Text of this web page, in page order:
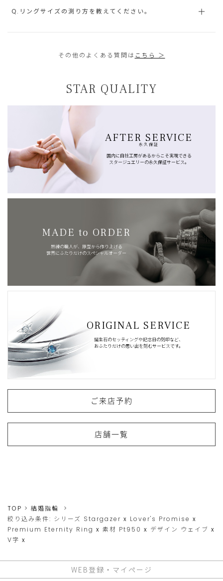
Q.リングサイズの測り方を教えてください。
その他のよくある質問は こちら ＞
STAR QUALITY
AFTER SERVICE
永久保証
国内に自社工房があるからこそ実現できる
スタージュエリーの永久保証サービス。
MADE to ORDER
熟練の職人が、原型から作り上げる
世界にふたりだけのスペシャルオーダー
ORIGINAL SERVICE
誕生石のセッティングや記念日の刻印など、
おふたりだけの思い出を刻むサービスです。
ご来店予約
店舗一覧
TOP
結婚指輪
絞り込み条件: シリーズ Stargazer x Lover's Promise x
Premium Eternity Ring x 素材 Pt950 x デザイン ウェイブ x
V字 x
WEB登録・マイページ